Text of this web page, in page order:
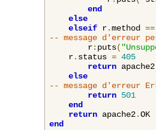
end
else
elseif r.method ==
-- message d'erreur
        r
: puts(
	r
. status = 405
return apache2
else
-- message d'erreur
return 501
end
return apache2.
end